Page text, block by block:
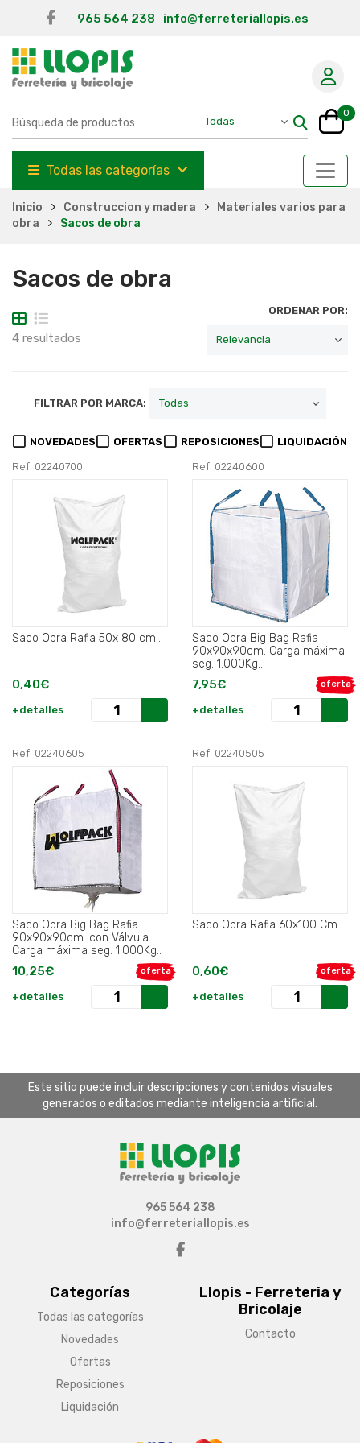
965 564 238 info@ferreteriallopis.es
0
Todas las categorías
Inicio Construccion y madera
Materiales varios para
obra
Sacos de obra
Sacos de obra
4 resultados
ORDENAR POR:
FILTRAR POR MARCA:
NOVEDADES OFERTAS REPOSICIONES LIQUIDACIÓN
Ref: 02240700
Saco Obra Rafia 50x 80 cm..
0,40€
+detalles
Ref: 02240600
Saco Obra Big Bag Rafia
90x90x90cm. Carga máxima
seg. 1.000Kg..
oferta
7,95€
+detalles
Ref: 02240605
Saco Obra Big Bag Rafia
90x90x90cm. con Válvula.
Carga máxima seg. 1.000Kg..
oferta
10,25€
+detalles
Ref: 02240505
Saco Obra Rafia 60x100 Cm.
oferta
0,60€
+detalles
Este sitio puede incluir descripciones y contenidos visuales
generados o editados mediante inteligencia artificial.
Categorías
Todas las categorías
Novedades
Ofertas
Reposiciones
Liquidación
Llopis - Ferreteria y
Bricolaje
Contacto
965 564 238
info@ferreteriallopis.es